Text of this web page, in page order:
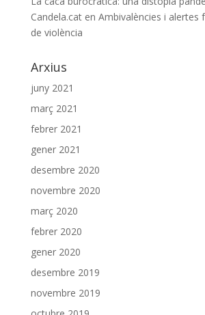
Candela.caten Ambivalències i alertes
de violència
Arxius
juny 2021
març 2021
febrer 2021
gener 2021
desembre 2020
novembre 2020
març 2020
febrer 2020
gener 2020
desembre 2019
novembre 2019